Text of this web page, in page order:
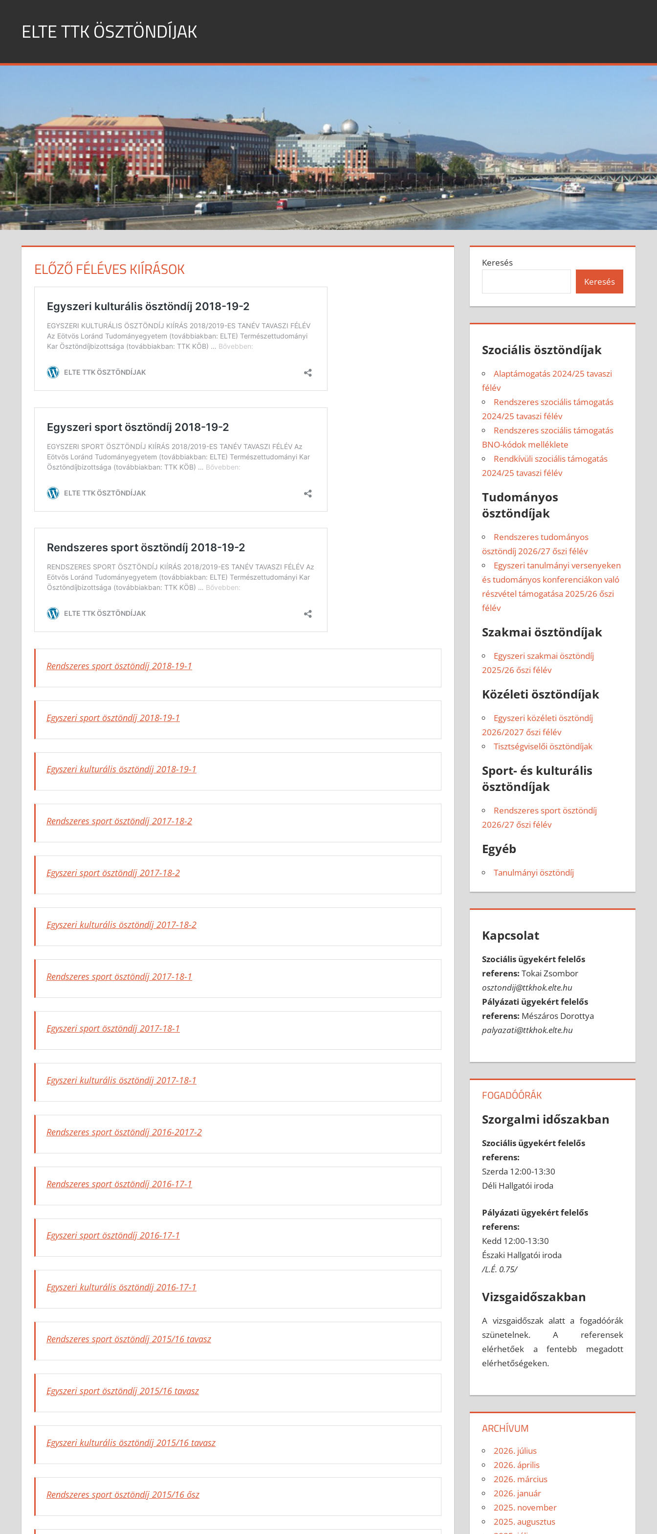
contentELTE TTK ÖSZTÖNDÍJAK
ELŐZŐ FÉLÉVES KIÍRÁSOK
Rendszeres sport ösztöndíj 2018-19-1
Egyszeri sport ösztöndíj 2018-19-1
Egyszeri kulturális ösztöndíj 2018-19-1
Rendszeres sport ösztöndíj 2017-18-2
Egyszeri sport ösztöndíj 2017-18-2
Egyszeri kulturális ösztöndíj 2017-18-2
Rendszeres sport ösztöndíj 2017-18-1
Egyszeri sport ösztöndíj 2017-18-1
Egyszeri kulturális ösztöndíj 2017-18-1
Rendszeres sport ösztöndíj 2016-2017-2
Rendszeres sport ösztöndíj 2016-17-1
Egyszeri sport ösztöndíj 2016-17-1
Egyszeri kulturális ösztöndíj 2016-17-1
Rendszeres sport ösztöndíj 2015/16 tavasz
Egyszeri sport ösztöndíj 2015/16 tavasz
Egyszeri kulturális ösztöndíj 2015/16 tavasz
Rendszeres sport ösztöndíj 2015/16 ősz
Keresés
Keresés
Szociális ösztöndíjak
Alaptámogatás 2024/25 tavaszi
félév
Rendszeres szociális támogatás
2024/25 tavaszi félév
Rendszeres szociális támogatás
BNO-kódok melléklete
Rendkívüli szociális támogatás
2024/25 tavaszi félév
Tudományos
ösztöndíjak
Rendszeres tudományos
ösztöndíj 2026/27 őszi félév
Egyszeri tanulmányi versenyeken
és tudományos konferenciákon való
részvétel támogatása 2025/26 őszi
félév
Szakmai ösztöndíjak
Egyszeri szakmai ösztöndíj
2025/26 őszi félév
Közéleti ösztöndíjak
Egyszeri közéleti ösztöndíj
2026/2027 őszi félév
Tisztségviselői ösztöndíjak
Sport- és kulturális
ösztöndíjak
Rendszeres sport ösztöndíj
2026/27 őszi félév
Egyéb
Tanulmányi ösztöndíj
Kapcsolat
Szociális ügyekért felelős
referens: Tokai Zsombor
osztondij@ttkhok.elte.hu
Pályázati ügyekért felelős
referens: Mészáros Dorottya
palyazati@ttkhok.elte.hu
FOGADÓÓRÁK
Szorgalmi időszakban
Szociális ügyekért felelős
referens:
Szerda 12:00-13:30
Déli Hallgatói iroda
Pályázati ügyekért felelős
referens:
Kedd 12:00-13:30
Északi Hallgatói iroda
/L.É. 0.75/
Vizsgaidőszakban
A vizsgaidőszak alatt a fogadóórák
szünetelnek. A referensek
elérhetőek a fentebb megadott
elérhetőségeken.
ARCHÍVUM
2026. július
2026. április
2026. március
2026. január
2025. november
2025. augusztus